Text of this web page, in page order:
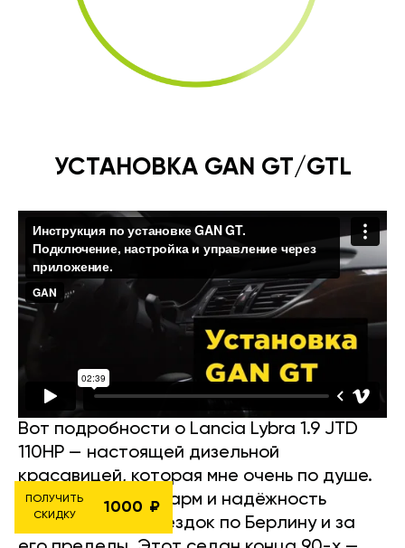
УСТАНОВКА GAN GT/GTL
Вот подробности о Lancia Lybra 1.9 JTD
110HP — настоящей дизельной
красавицей, которая мне очень по душе.
Её итальянский шарм и надёжность
идеальны для поездок по Берлину и за
ПОЛУЧИТЬ
СКИДКУ
1000